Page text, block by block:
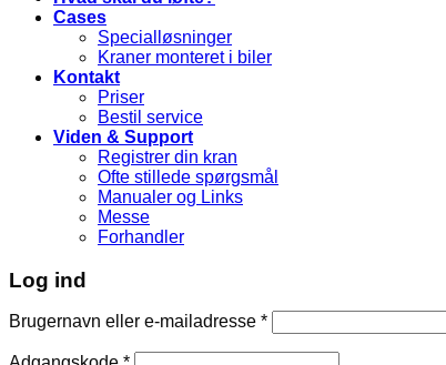
Cases
Specialløsninger
Kraner monteret i biler
Kontakt
Priser
Bestil service
Viden & Support
Registrer din kran
Ofte stillede spørgsmål
Manualer og Links
Messe
Forhandler
Log ind
Brugernavn eller e-mailadresse *